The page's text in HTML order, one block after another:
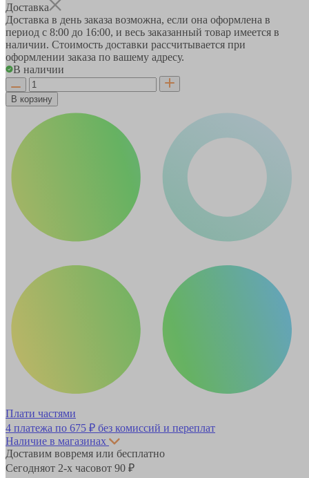
Доставка
Доставка в день заказа возможна, если она оформлена в
период с 8:00 до 16:00, и весь заказанный товар имеется в
наличии. Стоимость доставки рассчитывается при
оформлении заказа по вашему адресу.
В наличии
В корзину
Плати частями
4 платежа по 675 ₽ без комиссий и переплат
Наличие в магазинах
Доставим вовремя или бесплатно
Сегодняот 2-х часовот 90 ₽